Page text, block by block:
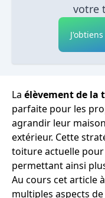
votre
La élèvement de la
parfaite pour les
agrandir leur
extérieur. Cette
toiture actuelle
permettant ainsi
Au cours cet article
multiples aspects